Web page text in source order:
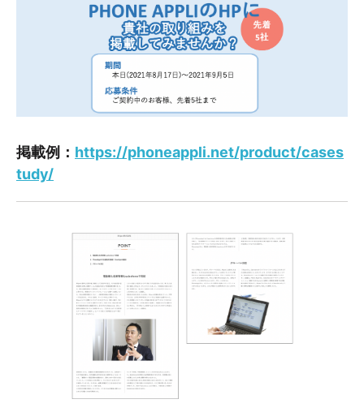
掲載例： https://phoneappli.net/product/cases
tudy/